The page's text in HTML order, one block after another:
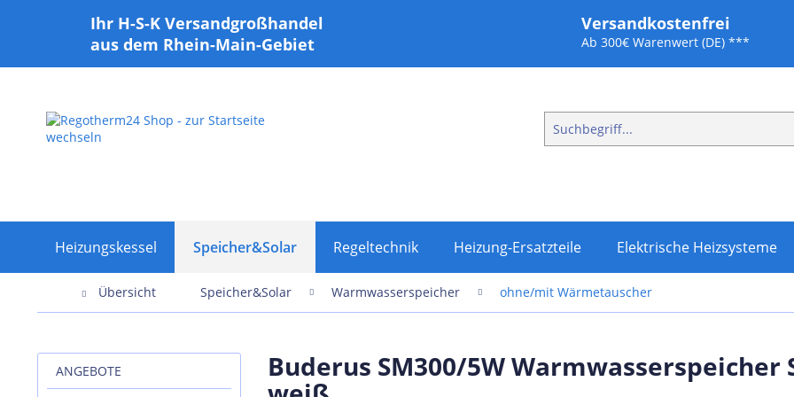
Ihr H-S-K Versandgroßhandel
aus dem Rhein-Main-Gebiet
Versandkostenfrei
Ab 300€ Warenwert (DE) ***
Heizungskessel Speicher&Solar Regeltechnik Heizung-Ersatzteile Elektrische Heizsysteme
Übersicht Speicher&Solar Warmwasserspeicher ohne/mit Wärmetauscher
ANGEBOTE Buderus SM300/5W Warmwasserspeicher